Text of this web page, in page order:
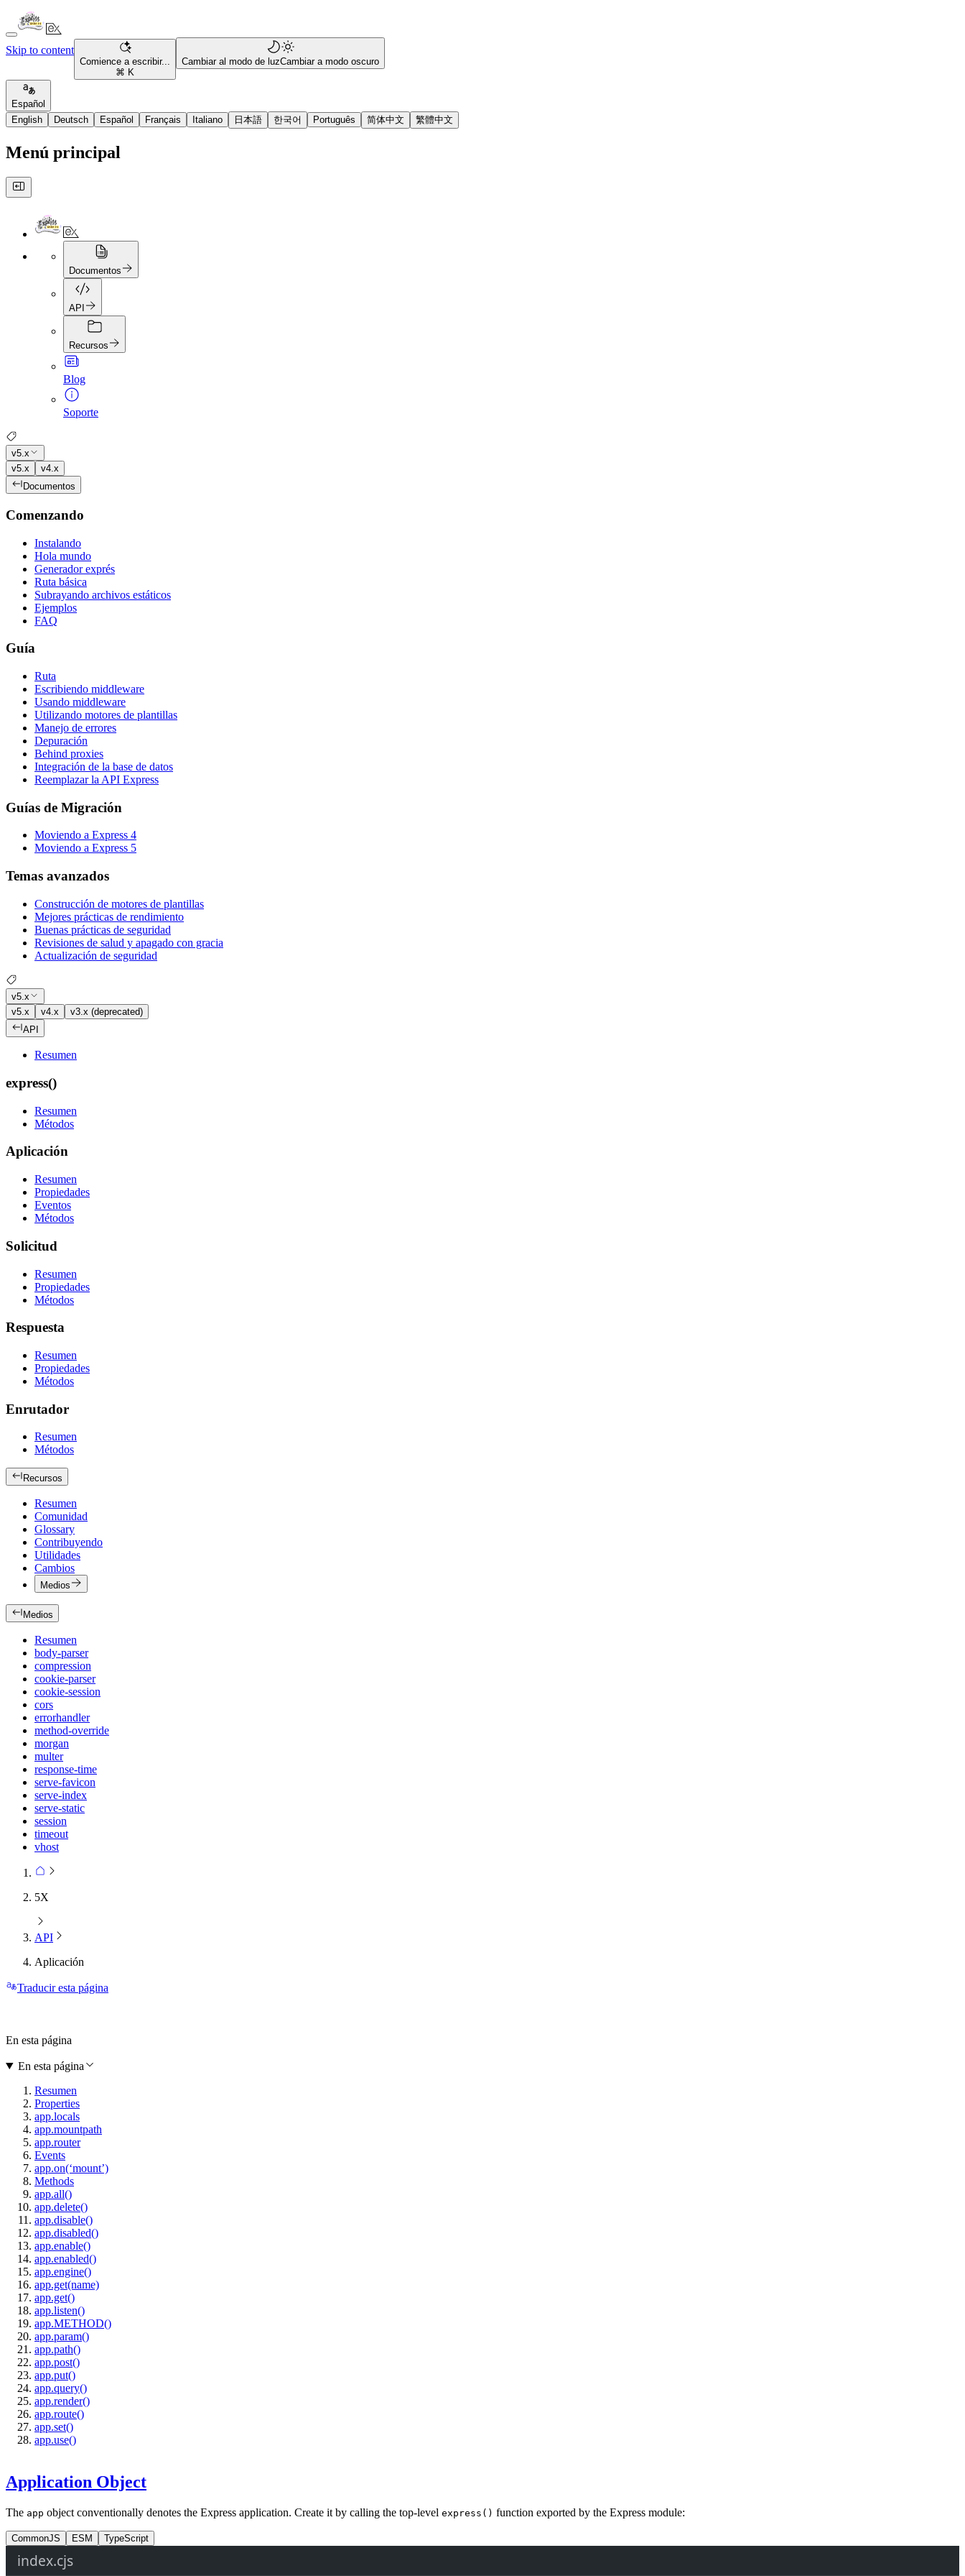
Skip to content
Comience a escribir...
⌘ K
Cambiar al modo de luzCambiar a modo oscuro
Español
English
Deutsch Español Français Italiano 日本語 한국어 Português 简体中文 繁體中文
Menú principal
Documentos
API
Recursos
Blog
Soporte
v5.x
v5.x
v4.x
Documentos
Comenzando
Instalando
Hola mundo
Generador exprés
Ruta básica
Subrayando archivos estáticos
Ejemplos
FAQ
Guía
Ruta
Escribiendo middleware
Usando middleware
Utilizando motores de plantillas
Manejo de errores
Depuración
Behind proxies
Integración de la base de datos
Reemplazar la API Express
Guías de Migración
Moviendo a Express 4
Moviendo a Express 5
Temas avanzados
Construcción de motores de plantillas
Mejores prácticas de rendimiento
Buenas prácticas de seguridad
Revisiones de salud y apagado con gracia
Actualización de seguridad
v5.x
v5.x
v4.x
v3.x (deprecated)
API
Resumen
express()
Resumen
Métodos
Aplicación
Resumen
Propiedades
Eventos
Métodos
Solicitud
Resumen
Propiedades
Métodos
Respuesta
Resumen
Propiedades
Métodos
Enrutador
Resumen
Métodos
Recursos
Resumen
Comunidad
Glossary
Contribuyendo
Utilidades
Cambios
Medios
Medios
Resumen
body-parser
compression
cookie-parser
cookie-session
cors
errorhandler
method-override
morgan
multer
response-time
serve-favicon
serve-index
serve-static
session
timeout
vhost
5X
API
Aplicación
Traducir esta página
Application Object
The app object conventionally denotes the Express application. Create it by calling the top-level express() function exported by the Express module:
CommonJS ESM TypeScript
index.cjs
En esta página
En esta página
Resumen
Properties
app.locals
app.mountpath
app.router
Events
app.on(‘mount’)
Methods
app.all()
app.delete()
app.disable()
app.disabled()
app.enable()
app.enabled()
app.engine()
app.get(name)
app.get()
app.listen()
app.METHOD()
app.param()
app.path()
app.post()
app.put()
app.query()
app.render()
app.route()
app.set()
app.use()